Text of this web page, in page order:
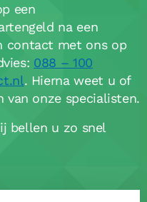
een
na een
contact met ons op
088 – 100
. Hierna weet u of
van onze specialisten.
bellen u zo snel